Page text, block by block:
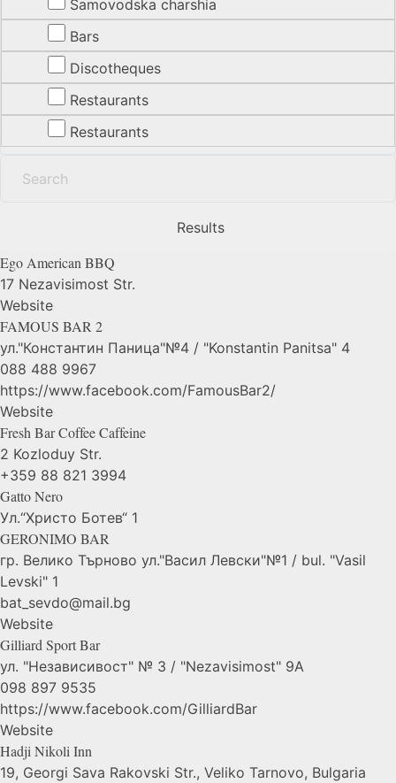
Samovodska charshia
Bars
Discotheques
Restaurants
Restaurants
Results
Ego American BBQ
17 Nezavisimost Str.
Website
FAMOUS BAR 2
ул."Константин Паница"№4 / "Konstantin Panitsa" 4
088 488 9967
https://www.facebook.com/FamousBar2/
Website
Fresh Bar CoffeeCaffeine
2 Kozloduy Str.
+359 88 821 3994
GattoNero
Ул.“Христо Ботев“ 1
GERONIMO BAR
гр. Велико Търново ул."Васил Левски"№1 / bul. "Vasil
Levski" 1
bat_sevdo@mail.bg
Website
Gilliard SportBar
ул. "Независивост" № 3 / "Nezavisimost" 9А
098 897 9535
https://www.facebook.com/GilliardBar
Website
Hadji Nikoli Inn
19, Georgi Sava Rakovski Str., Veliko Tarnovo, Bulgaria